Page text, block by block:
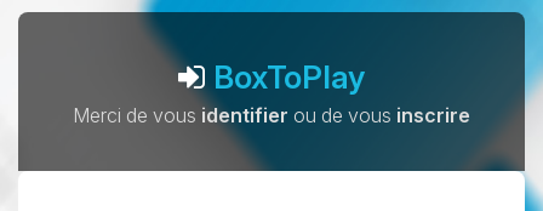
BoxToPlay
Merci de vous identifier ou de vous inscrire